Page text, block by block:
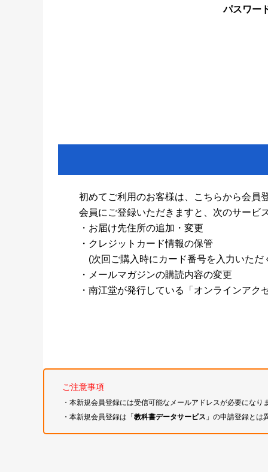
パスワー
初めてご利用のお客様は、こちらから会員
会員にご登録いただきますと、次のサービ
・お届け先住所の追加・変更
・クレジットカード情報の保管
(次回ご購入時にカード番号を入力いただ
・メールマガジンの購読内容の変更
・南江堂が発行している「オンラインアク
ご注意事項
・本新規会員登録には受信可能なメールアドレスが必要になり
・本新規会員登録は「教科書データサービス 」の申請登録とは